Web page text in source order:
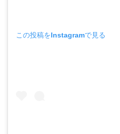
この投稿をInstagramで見る